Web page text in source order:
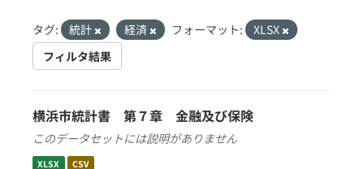
タグ: 統計 経済 フォーマット:
XLSX
フィルタ結果
横浜市統計書 第７章 金融及び保険
このデータセットには説明がありません
XLSX CSV